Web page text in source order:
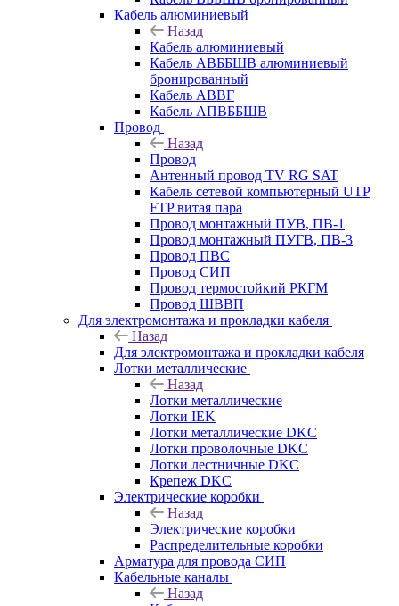
Кабель алюминиевый
Назад
Кабель алюминиевый
Кабель АВББШВ алюминиевый
бронированный
Кабель АВВГ
Кабель АПВББШВ
Провод
Назад
Провод
Антенный провод TV RG SAT
Кабель сетевой компьютерный UTP
FTP витая пара
Провод монтажный ПУВ, ПВ-1
Провод монтажный ПУГВ, ПВ-3
Провод ПВС
Провод СИП
Провод термостойкий РКГМ
Провод ШВВП
Для электромонтажа и прокладки кабеля
Назад
Для электромонтажа и прокладки кабеля
Лотки металлические
Назад
Лотки металлические
Лотки IEK
Лотки металлические DKC
Лотки проволочные DKC
Лотки лестничные DKC
Крепеж DKC
Электрические коробки
Назад
Электрические коробки
Распределительные коробки
Арматура для провода СИП
Кабельные каналы
Назад